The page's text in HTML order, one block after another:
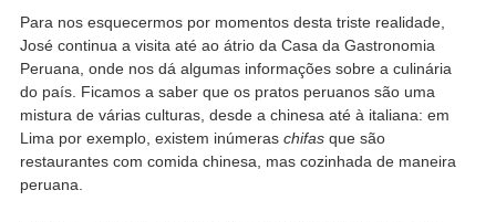
Para nos esquecermos por momentos desta triste realidade,
José continua a visita até ao átrio da Casa da Gastronomia
Peruana, onde nos dá algumas informações sobre a culinária
do país. Ficamos a saber que os pratos peruanos são uma
mistura de várias culturas, desde a chinesa até à italiana: em
Lima por exemplo, existem inúmeraschifasque são
restaurantes com comida chinesa, mas cozinhada de maneira
peruana.